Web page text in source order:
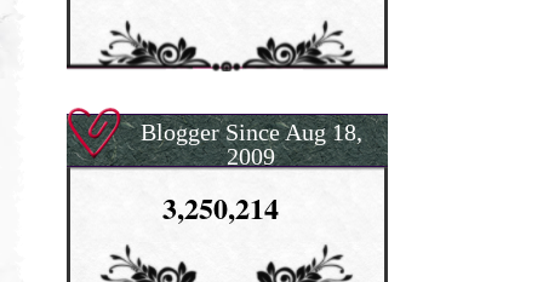
Blogger Since Aug 18,
2009
3,250,214